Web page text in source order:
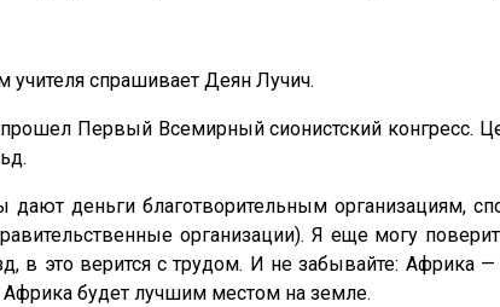
учителя спрашивает Деян Лучич.
Первый Всемирный сионистский конгресс.
деньги благотворительным организациям,
организации). Я еще могу
в это верится с трудом. И не забывайте: Африка
Африка будет лучшим местом на земле.